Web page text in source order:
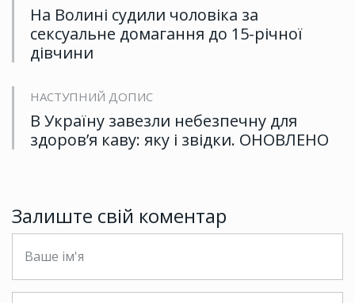
На Волині судили чоловіка за
сексуальне домагання до 15-річної
дівчини
НАСТУПНИЙ ДОПИС
В Україну завезли небезпечну для
здоров’я каву: яку і звідки. ОНОВЛЕНО
Залиште свій коментар